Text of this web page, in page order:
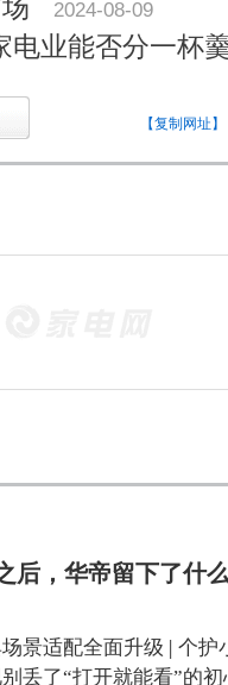
2024-08-09
电业能否分一杯
【复制网址】
后，华帝留下了什
景适配全面升级 | 个护
丢了“打开就能看”的初